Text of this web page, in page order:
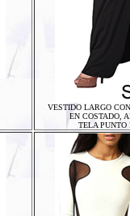
VESTIDO LARGO
EN COSTADO,
TELA PUNTO